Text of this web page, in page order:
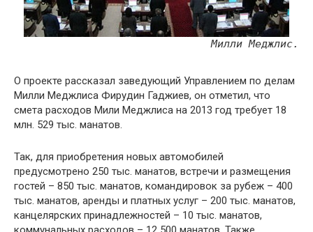
Милли Меджлис.
О проекте рассказал заведующий Управлением по делам
Милли Меджлиса Фирудин Гаджиев, он отметил, что
смета расходов Мили Меджлиса на 2013 год требует 18
млн. 529 тыс. манатов.
Так, для приобретения новых автомобилей
предусмотрено 250 тыс. манатов, встречи и размещения
гостей – 850 тыс. манатов, командировок за рубеж – 400
тыс. манатов, аренды и платных услуг – 200 тыс. манатов,
канцелярских принадлежностей – 10 тыс. манатов,